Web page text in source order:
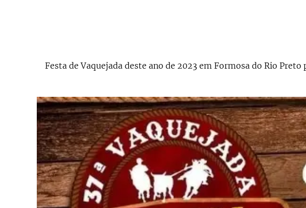
Festa de Vaquejada deste ano de 2023 em Formosa do Rio